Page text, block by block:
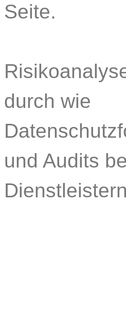
Seite.
durch wie
und Audits